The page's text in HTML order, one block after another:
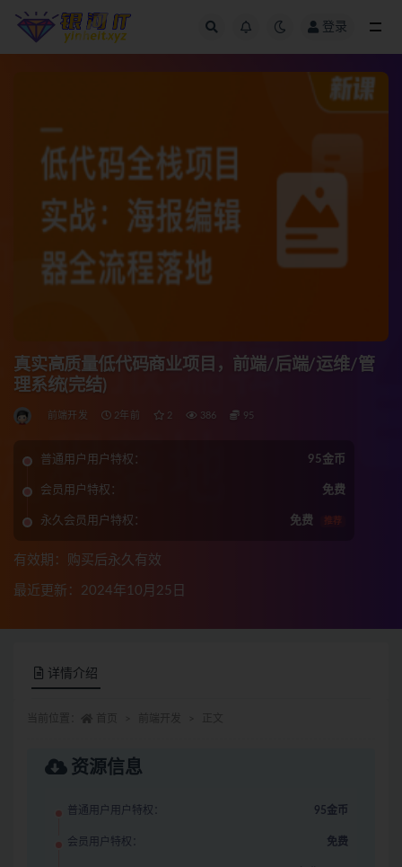
登录
真实高质量低代码商业项目，前端/后端/运维/管
理系统(完结)
前端开发 2年前 2 386 95
普通用户用户特权： 95金币
会员用户特权： 免费
永久会员用户特权： 免费 推荐
有效期：购买后永久有效
最近更新：2024年10月25日
详情介绍
资源信息
普通用户用户特权： 95金币
会员用户特权： 免费